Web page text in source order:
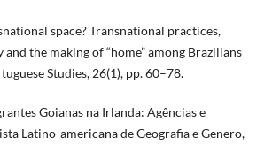
space? Transnational practices,
the making of “home” among Brazilians
Studies, 26(1), pp. 60–78.
Goianas na Irlanda: Agências e
Latino-americana de Geografia e Genero,